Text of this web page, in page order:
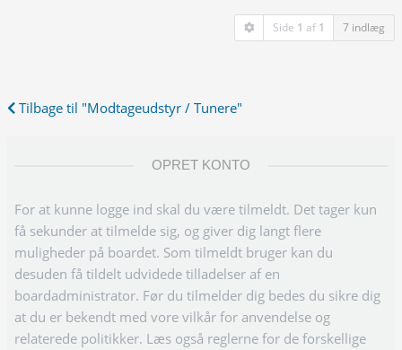
Side 1 af 1 7 indlæg
Tilbage til "Modtageudstyr / Tunere"
OPRET KONTO
For at kunne logge ind skal du være tilmeldt. Det tager kun
få sekunder at tilmelde sig, og giver dig langt flere
muligheder på boardet. Som tilmeldt bruger kan du
desuden få tildelt udvidede tilladelser af en
boardadministrator. Før du tilmelder dig bedes du sikre dig
at du er bekendt med vore vilkår for anvendelse og
relaterede politikker. Læs også reglerne for de forskellige